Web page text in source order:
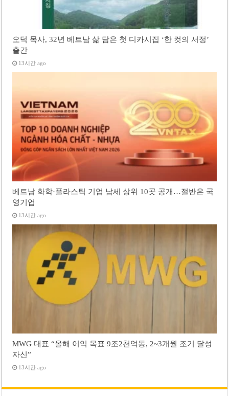
오덕 목사, 32년 베트남 삶 담은 첫 디카시집 ‘한 컷의 서정’
출간
13시간 ago
베트남 화학·플라스틱 기업 납세 상위 10곳 공개…절반은 국
영기업
13시간 ago
MWG 대표 “올해 이익 목표 9조2천억동, 2~3개월 조기 달성
자신”
13시간 ago